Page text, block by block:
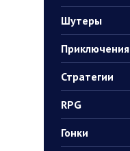
Шутеры
Приключения
Стратегии
RPG
Гонки